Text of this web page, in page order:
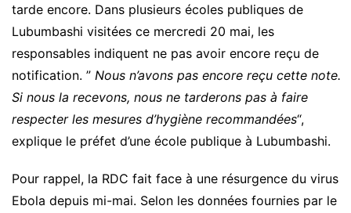
tarde encore. Dans plusieurs écoles publiques de
Lubumbashi visitées ce mercredi 20 mai, les
responsables indiquent ne pas avoir encore reçu de
notification. ” Nous n’avons pas encore reçu cette note.
Si nous la recevons, nous ne tarderons pas à faire
respecter les mesures d’hygiène recommandées“,
explique le préfet d’une école publique à Lubumbashi.
Pour rappel, la RDC fait face à une résurgence du virus
Ebola depuis mi-mai. Selon les données fournies par le